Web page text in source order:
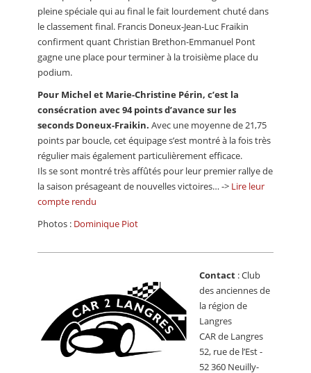
pleine spéciale qui au final le fait lourdement chuté dans
le classement final. Francis Doneux-Jean-Luc Fraikin
confirment quant Christian Brethon-Emmanuel Pont
gagne une place pour terminer à la troisième place du
podium.
Pour Michel et Marie-Christine Périn, c’est la
consécration avec 94 points d’avance sur les
seconds Doneux-Fraikin. Avec une moyenne de 21,75
points par boucle, cet équipage s’est montré à la fois très
régulier mais également particulièrement efficace.
Ils se sont montré très affûtés pour leur premier rallye de
la saison présageant de nouvelles victoires… -> Lire leur
compte rendu
Photos : Dominique Piot
Contact : Club
des anciennes de
la région de
Langres
CAR de Langres
52, rue de l’Est -
52 360 Neuilly-